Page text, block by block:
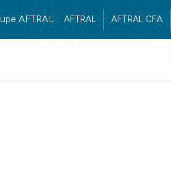
AFTRAL :
AFTRAL AFTRAL CFA